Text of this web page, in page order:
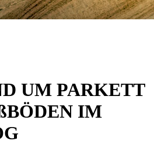
UM PARKETT
IM